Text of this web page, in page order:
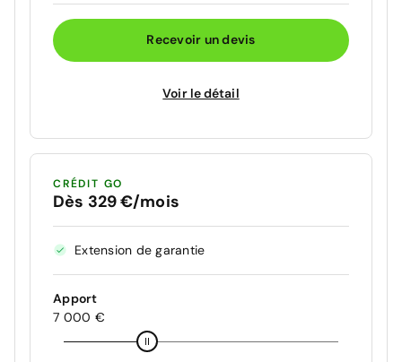
Recevoir un devis
Voir le détail
CRÉDIT GO
Dès 329 €/mois
Extension de garantie
Apport
7 000 €